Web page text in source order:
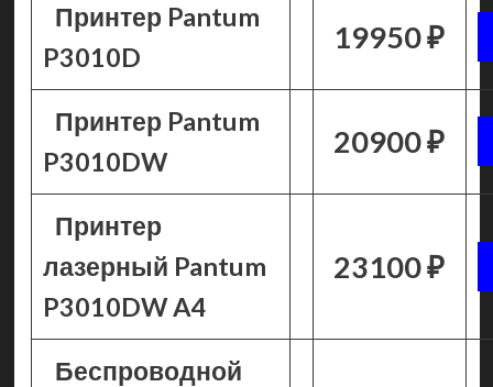
Принтер Pantum
P3010D
19950 ₽
Принтер Pantum
P3010DW
20900 ₽
Принтер
лазерный Pantum
P3010DW A4
23100 ₽
Беспроводной